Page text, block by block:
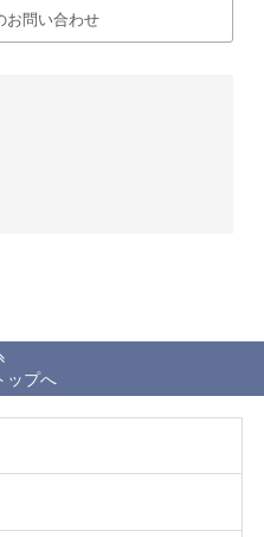
お問い合わせ
ップへ